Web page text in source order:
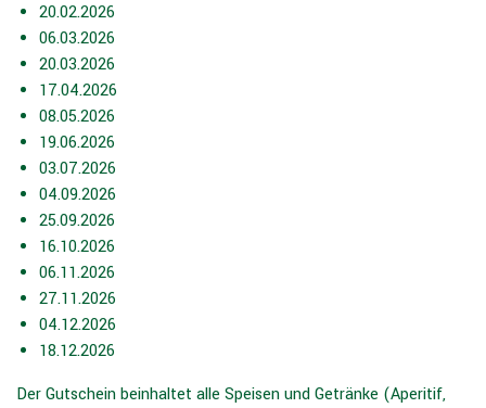
20.02.2026
06.03.2026
20.03.2026
17.04.2026
08.05.2026
19.06.2026
03.07.2026
04.09.2026
25.09.2026
16.10.2026
06.11.2026
27.11.2026
04.12.2026
18.12.2026
Der Gutschein beinhaltet alle Speisen und Getränke (Aperitif,